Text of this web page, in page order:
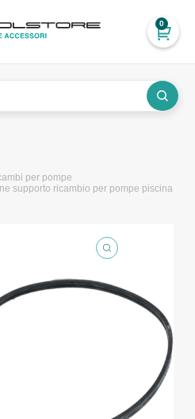
0
per pompe
supporto ricambio per pompe piscina